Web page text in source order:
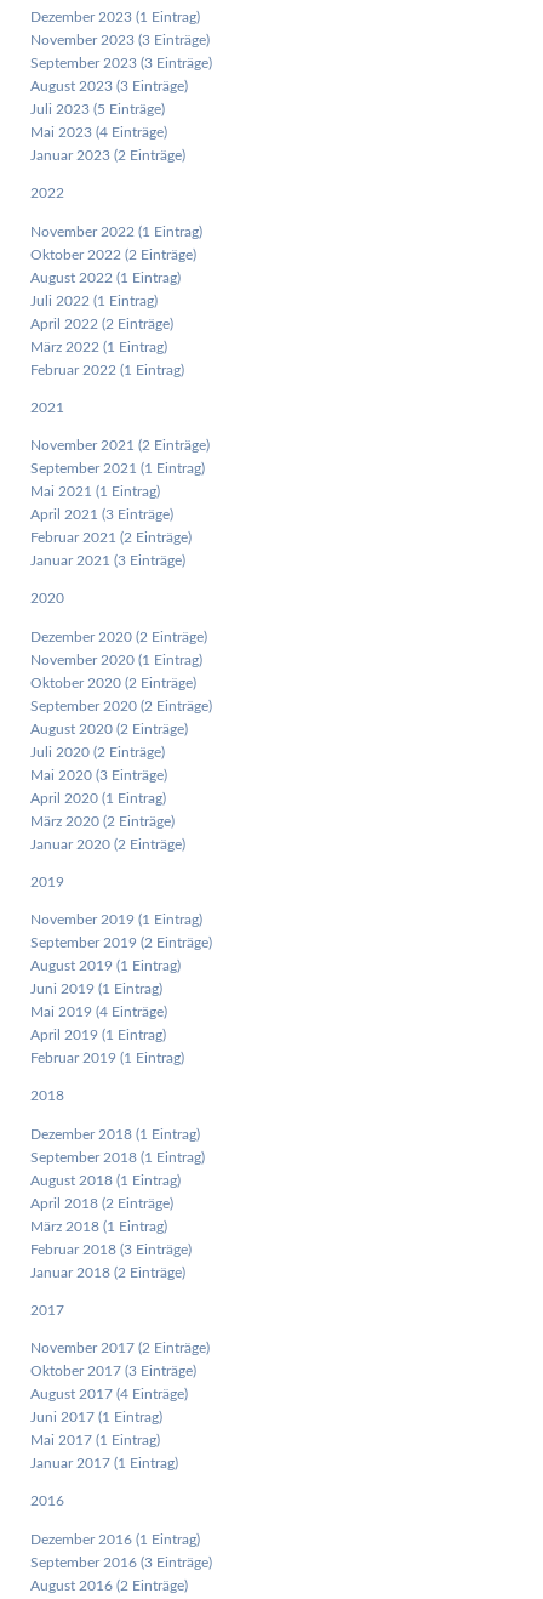
Dezember 2023 (1 Eintrag)
November 2023 (3 Einträge)
September 2023 (3 Einträge)
August 2023 (3 Einträge)
Juli 2023 (5 Einträge)
Mai 2023 (4 Einträge)
Januar 2023 (2 Einträge)
2022
November 2022 (1 Eintrag)
Oktober 2022 (2 Einträge)
August 2022 (1 Eintrag)
Juli 2022 (1 Eintrag)
April 2022 (2 Einträge)
März 2022 (1 Eintrag)
Februar 2022 (1 Eintrag)
2021
November 2021 (2 Einträge)
September 2021 (1 Eintrag)
Mai 2021 (1 Eintrag)
April 2021 (3 Einträge)
Februar 2021 (2 Einträge)
Januar 2021 (3 Einträge)
2020
Dezember 2020 (2 Einträge)
November 2020 (1 Eintrag)
Oktober 2020 (2 Einträge)
September 2020 (2 Einträge)
August 2020 (2 Einträge)
Juli 2020 (2 Einträge)
Mai 2020 (3 Einträge)
April 2020 (1 Eintrag)
März 2020 (2 Einträge)
Januar 2020 (2 Einträge)
2019
November 2019 (1 Eintrag)
September 2019 (2 Einträge)
August 2019 (1 Eintrag)
Juni 2019 (1 Eintrag)
Mai 2019 (4 Einträge)
April 2019 (1 Eintrag)
Februar 2019 (1 Eintrag)
2018
Dezember 2018 (1 Eintrag)
September 2018 (1 Eintrag)
August 2018 (1 Eintrag)
April 2018 (2 Einträge)
März 2018 (1 Eintrag)
Februar 2018 (3 Einträge)
Januar 2018 (2 Einträge)
2017
November 2017 (2 Einträge)
Oktober 2017 (3 Einträge)
August 2017 (4 Einträge)
Juni 2017 (1 Eintrag)
Mai 2017 (1 Eintrag)
Januar 2017 (1 Eintrag)
2016
Dezember 2016 (1 Eintrag)
September 2016 (3 Einträge)
August 2016 (2 Einträge)